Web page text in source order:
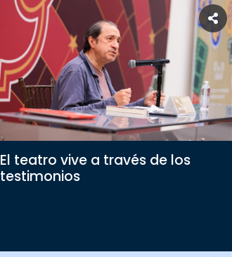
El teatro vive a través de los
testimonios